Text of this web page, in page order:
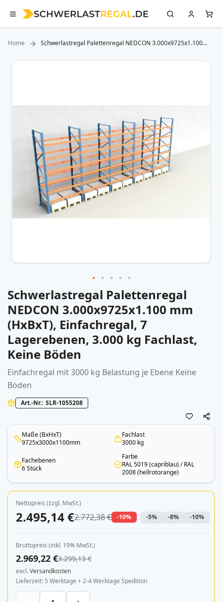
Home
Schwerlastregal Palettenregal NEDCON 3.000x9725x1.100
Zum
Zum
Anfang
der
Bildergalerie
springen
Schwerlastregal Palettenregal
NEDCON 3.000x9725x1.100 mm
(HxBxT), Einfachregal, 7
Lagerebenen, 3.000 kg Fachlast,
Keine Böden
Einfachregal mit 3000 kg Belastung je Ebene Keine
Böden
Art.-Nr. SLR-1055208
Maße (BxHxT)
9725x3000x1100mm
Fachlast
3000 kg
Fachebenen
6 Stück
Farbe
RAL 5019 (capriblau) / RAL
2008 (hellrotorange)
Nettopreis (zzgl. MwSt.)
2.495,14 €2.772,38 € -10% -5% -8% -10%
Bruttopreis (inkl. 19% MwSt.)
2.969,22 €3.299,13 €
excl.Versandkosten
Lieferzeit 5 Werktage + 2-4 Werktage Spedition